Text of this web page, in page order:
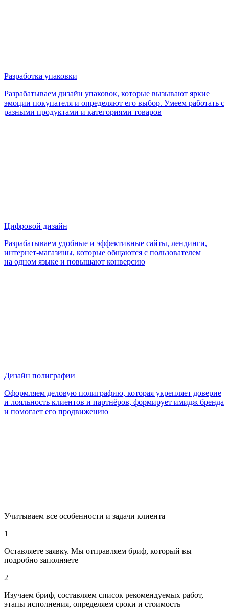
Разработка упаковки
Разрабатываем дизайн упаковок, которые вызывают яркие
эмоции покупателя и определяют его выбор. Умеем работать с
разными продуктами и категориями товаров
Цифровой дизайн
Разрабатываем удобные и эффективные сайты, лендинги,
интернет-магазины, которые общаются с пользователем
на одном языке и повышают конверсию
Дизайн полиграфии
Оформляем деловую полиграфию, которая укрепляет доверие
и лояльность клиентов и партнёров, формирует имидж бренда
и помогает его продвижению
Учитываем все особенности и задачи клиента
1
Оставляете заявку. Мы отправляем бриф, который вы
подробно заполняете
2
Изучаем бриф, составляем список рекомендуемых работ,
этапы исполнения, определяем сроки и стоимость